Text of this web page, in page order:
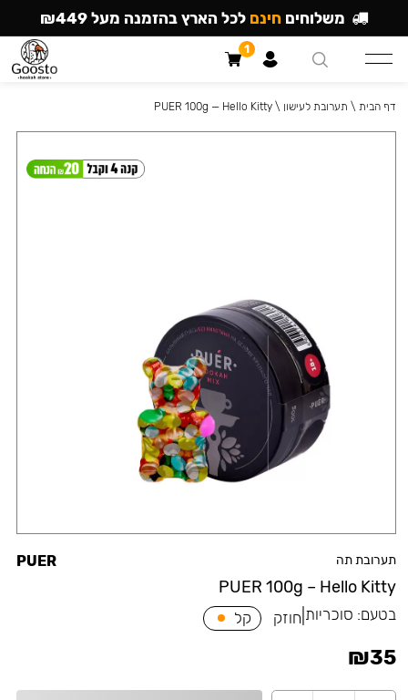
תערובת תה
PUER 100g – Hello Kitty
PUER
בטעם: סוכריות חוזק קל
₪35
דף הבית \ תערובת לעישון \
PUER 100g — Hello Kitty
משלוחים חינם לכל הארץ בהזמנה מעל ₪449
1